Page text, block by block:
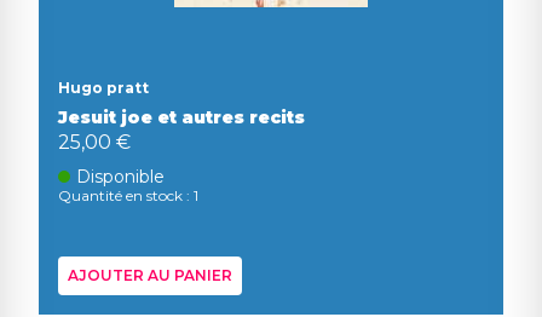
Hugo pratt
Jesuit joe et autres recits
25,00 €
Disponible
Quantité en stock : 1
AJOUTER AU PANIER